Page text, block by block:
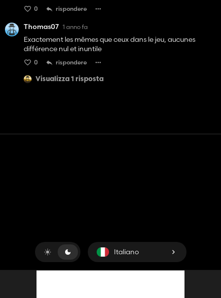
метров,HORSCH Tiger 4 MT комбинований культиватор 4
0 rispondere
Thomas07 1 anno fa
Exactement les mêmes que ceux dans le jeu, aucunes
différence nul et inuntile
0 rispondere
Visualizza 1 risposta
Italiano